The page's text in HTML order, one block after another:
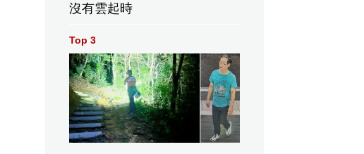
沒有雲起時
Top 3